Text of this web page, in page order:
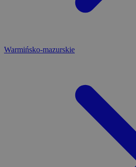
Warmińsko-mazurskie